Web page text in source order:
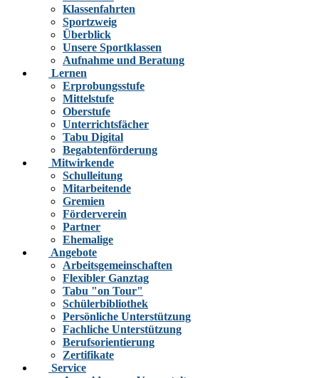
Klassenfahrten
Sportzweig
Überblick
Unsere Sportklassen
Aufnahme und Beratung
Lernen
Erprobungsstufe
Mittelstufe
Oberstufe
Unterrichtsfächer
Tabu Digital
Begabtenförderung
Mitwirkende
Schulleitung
Mitarbeitende
Gremien
Förderverein
Partner
Ehemalige
Angebote
Arbeitsgemeinschaften
Flexibler Ganztag
Tabu "on Tour"
Schülerbibliothek
Persönliche Unterstützung
Fachliche Unterstützung
Berufsorientierung
Zertifikate
Service